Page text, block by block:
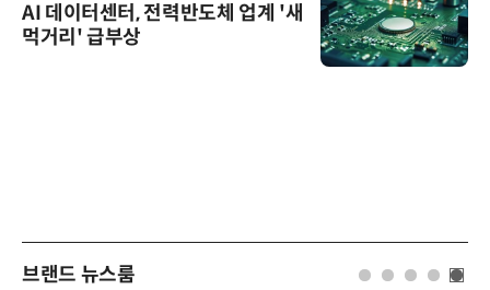
AI 데이터센터, 전력반도체 업계 '새
먹거리' 급부상
브랜드 뉴스룸